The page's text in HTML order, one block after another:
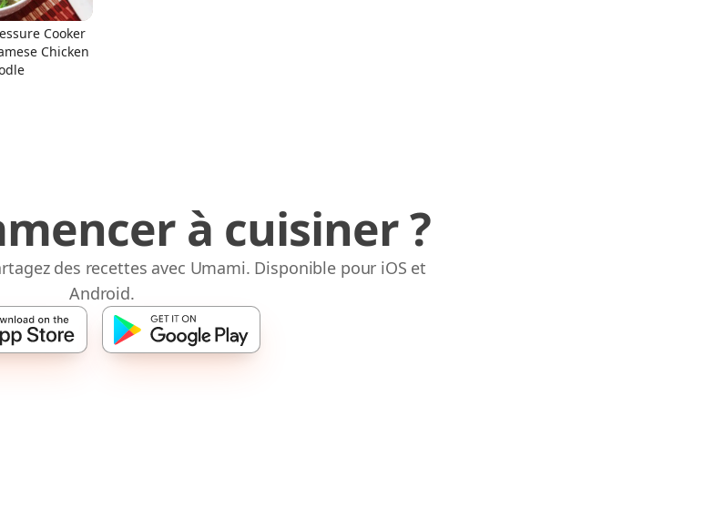
Cooker
Chicken
à cuisiner ?
des recettes avec Umami. Disponible pour iOS et
Android.